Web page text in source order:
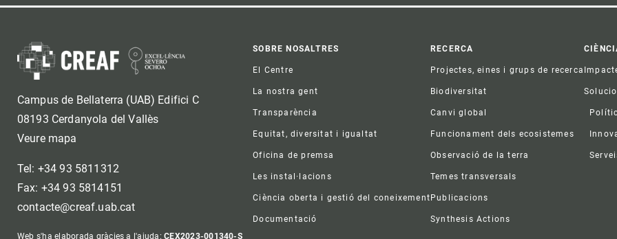
Campus de Bellaterra (UAB) Edifici C
08193 Cerdanyola del Vallès
Veure mapa
Tel: +34 93 5811312
Fax: +34 93 5814151
contacte@creaf.uab.cat
Web s'ha elaborada gràcies a l'ajuda:CEX2023-001340-S
Footer
SOBRE NOSALTRES
El Centre
La nostra gent
Transparència
Equitat, diversitat i igualtat
Oficina de premsa
Les instal·lacions
Ciència oberta i gestió del coneixement
Documentació
RECERCA
Projectes, eines i grups de recerca
Biodiversitat
Canvi global
Funcionament dels ecosistemes
Observació de la terra
Temes transversals
Publicacions
Synthesis Actions